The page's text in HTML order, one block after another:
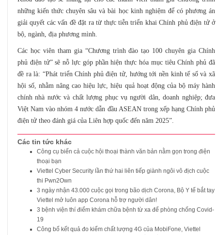
những kiến thức chuyên sâu và bài học kinh nghiệm để có phương án
giải quyết các vấn đề đặt ra từ thực tiễn triển khai Chính phủ điện tử ở
bộ, ngành, địa phương mình.
Các học viên tham gia “Chương trình đào tạo 100 chuyên gia Chính
phủ điện tử” sẽ nỗ lực góp phần hiện thực hóa mục tiêu Chính phủ đã
đề ra là: “Phát triển Chính phủ điện tử, hướng tới nền kinh tế số và xã
hội số, nhằm nâng cao hiệu lực, hiệu quả hoạt động của bộ máy hành
chính nhà nước và chất lượng phục vụ người dân, doanh nghiệp; đưa
Việt Nam vào nhóm 4 nước dẫn đầu ASEAN trong xếp hạng Chính phủ
điện tử theo đánh giá của Liên hợp quốc đến năm 2025”.
Các tin tức khác
Công cụ biến cả cuộc hội thoại thành văn bản nằm gọn trong điện
thoại bạn
Viettel Cyber Security lần thứ hai liên tiếp giành ngôi vô địch cuộc
thi Pwn2Own
3 ngày nhận 43.000 cuộc gọi trong bão dịch Corona, Bộ Y tế bắt tay
Viettel mở luôn app Corona hỗ trợ người dân!
3 bệnh viện thí điểm khám chữa bệnh từ xa để phòng chống Covid-
19
Công bố kết quả đo kiểm chất lượng 4G của MobiFone, Viettel